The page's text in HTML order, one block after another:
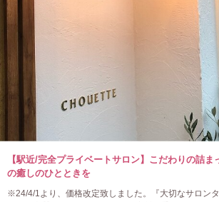
【駅近/完全プライベートサロン】こだわりの詰
の癒しのひとときを
※24/4/1より、価格改定致しました。『大切なサロン